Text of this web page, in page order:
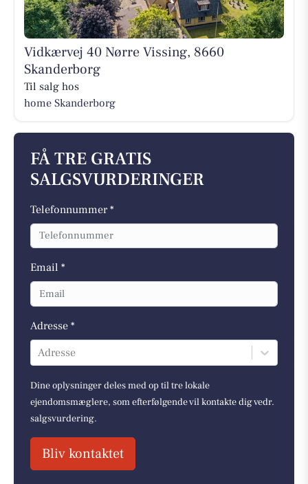
Vidkærvej 40 Nørre Vissing, 8660
Skanderborg
Til salg hos
home Skanderborg
FÅ TRE GRATIS
SALGSVURDERINGER
Telefonnummer *
Email *
Adresse *
Adresse
Dine oplysninger deles med op til tre lokale
ejendomsmæglere, som efterfølgende vil kontakte dig vedr.
salgsvurdering.
Bliv kontaktet